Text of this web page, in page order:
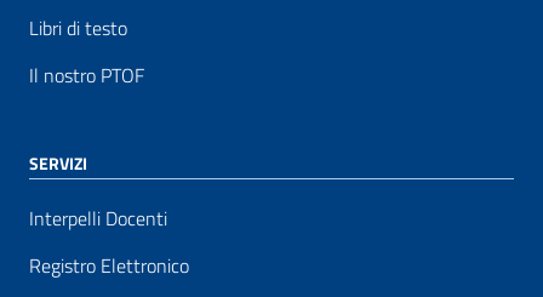
Libri di testo
Il nostro PTOF
SERVIZI
Interpelli Docenti
Registro Elettronico